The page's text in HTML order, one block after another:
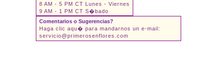
8 AM - 5 PM CT Lunes - Viernes
9 AM - 1 PM CT S�bado
Comentarios o Sugerencias?
Haga clic aqu� para mandarnos un e-mail:
servicio@primerosenflores.com